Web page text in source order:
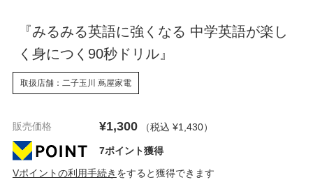
『みるみる英語に強くなる 中学英語が楽し
く身につく90秒ドリル』
取扱店舗：二子玉川 蔦屋家電
販売価格 ¥1,300 （税込 ¥1,430）
7ポイント獲得
Vポイントの利用手続き をすると獲得できます